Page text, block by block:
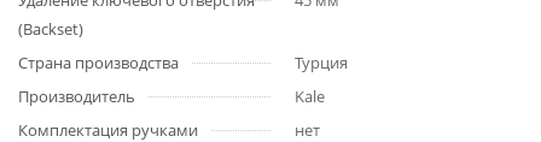
(Backset)
Страна производства
Турция
Производитель
Kale
Комплектация ручками
нет